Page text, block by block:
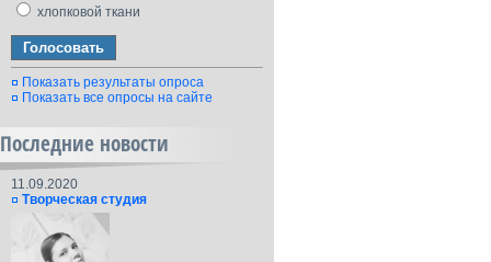
хлопковой ткани
Показать результаты опроса
Показать все опросы на сайте
Последние новости
11.09.2020
Творческая студия